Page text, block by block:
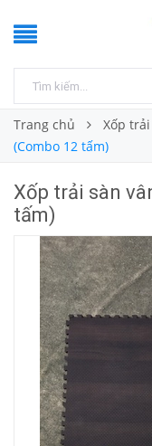
Trang chủ Xốp
(Combo 12 tấm)
Xốp trải sàn
tấm)